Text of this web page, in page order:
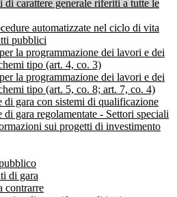
di carattere generale riferiti a tutte le
automatizzate nel ciclo di vita
pubblici
la programmazione dei lavori e dei
tipo (art. 4, co. 3)
la programmazione dei lavori e dei
tipo (art. 5, co. 8; art. 7, co. 4)
di gara con sistemi di qualificazione
di gara regolamentate - Settori speciali
sui progetti di investimento
di gara
contrarre